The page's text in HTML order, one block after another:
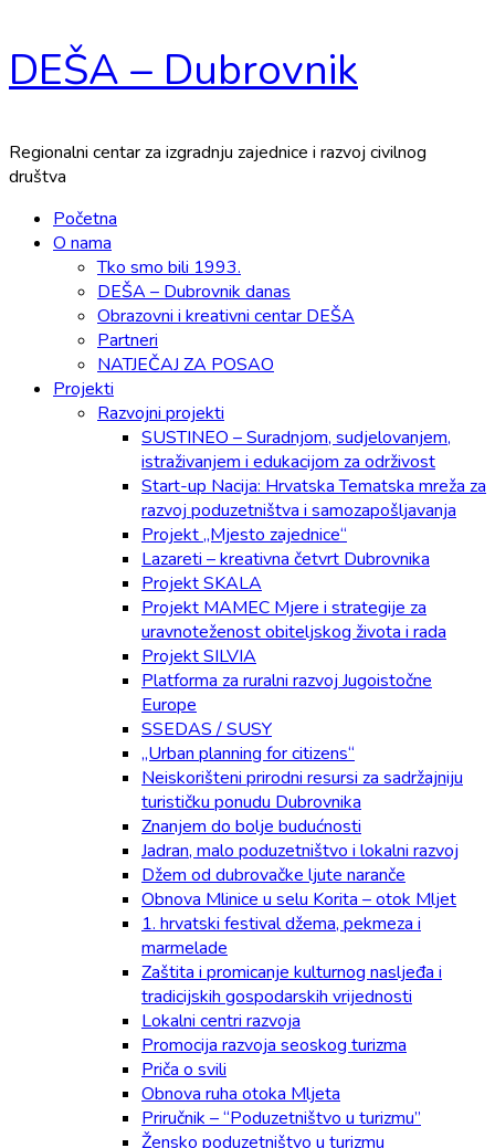
Skip
to
DEŠA – Dubrovnik
Regionalni centar za izgradnju zajednice i razvoj civilnog
društva
Primary
Menu
Početna
O nama
Tko smo bili 1993.
DEŠA – Dubrovnik danas
Obrazovni i kreativni centar DEŠA
Partneri
NATJEČAJ ZA POSAO
Projekti
Razvojni projekti
SUSTINEO – Suradnjom, sudjelovanjem,
istraživanjem i edukacijom za održivost
Start-up Nacija: Hrvatska Tematska mreža za
razvoj poduzetništva i samozapošljavanja
Projekt „Mjesto zajednice“
Lazareti – kreativna četvrt Dubrovnika
Projekt SKALA
Projekt MAMEC Mjere i strategije za
uravnoteženost obiteljskog života i rada
Projekt SILVIA
Platforma za ruralni razvoj Jugoistočne
Europe
SSEDAS / SUSY
„Urban planning for citizens“
Neiskorišteni prirodni resursi za sadržajniju
turističku ponudu Dubrovnika
Znanjem do bolje budućnosti
Jadran, malo poduzetništvo i lokalni razvoj
Džem od dubrovačke ljute naranče
Obnova Mlinice u selu Korita – otok Mljet
1. hrvatski festival džema, pekmeza i
marmelade
Zaštita i promicanje kulturnog nasljeđa i
tradicijskih gospodarskih vrijednosti
Lokalni centri razvoja
Promocija razvoja seoskog turizma
Priča o svili
Obnova ruha otoka Mljeta
Priručnik – “Poduzetništvo u turizmu”
Žensko poduzetništvo u turizmu